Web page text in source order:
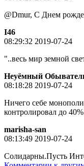
@Dmur, С Днем
I46
08:29:32 2019-07-24
"..весь мир земной
Неуёмный
08:18:28 2019-07-24
Ничего себе
контролировал до
marisha-san
08:13:49 2019-07-24
Солидарны.Пусть